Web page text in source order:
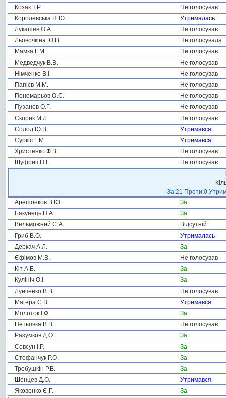
Козак Т.Р.
Не голосував
Королевська Н.Ю.
Утрималась
Лукашев О.А.
Не голосував
Льовочкіна Ю.В.
Не голосувала
Мамка Г.М.
Не голосував
Медведчук В.В.
Не голосував
Німченко В.І.
Не голосував
Папієв М.М.
Не голосував
Пономарьов О.С.
Не голосував
Пузанов О.Г.
Не голосував
Скорик М.Л.
Не голосував
Солод Ю.В.
Утримався
Суркіс Г.М.
Утримався
Христенко Ф.В.
Не голосував
Шуфрич Н.І.
Не голосував
За:21 Проти:0
Арешонков В.Ю.
За
Бакунець П.А.
За
Вельможний С.А.
Відсутній
Гриб В.О.
Утрималась
Деркач А.Л.
За
Єфімов М.В.
Не голосував
Кіт А.Б.
За
Кулініч О.І.
За
Лунченко В.В.
Не голосував
Магера С.В.
Утримався
Молоток І.Ф.
За
Петьовка В.В.
Не голосував
Разумков Д.О.
За
Совсун І.Р.
За
Стефанчук Р.О.
За
Требушкін Р.В.
За
Шенцев Д.О.
Утримався
Яковенко Є.Г.
За